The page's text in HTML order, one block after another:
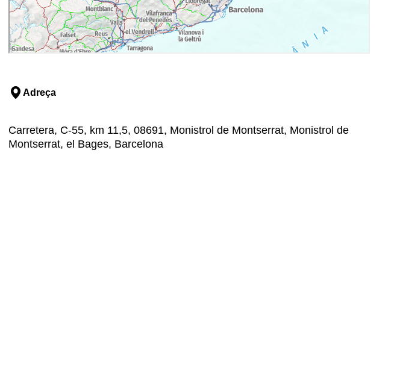
Adreça
Carretera, C-55, km 11,5, 08691, Monistrol de Montserrat, Monistrol de
Montserrat, el Bages, Barcelona